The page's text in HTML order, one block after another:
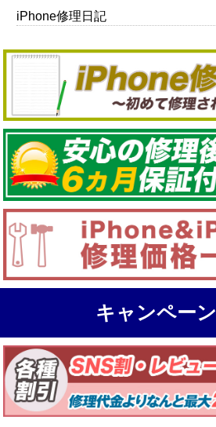
iPhone修理日記
キャンペー